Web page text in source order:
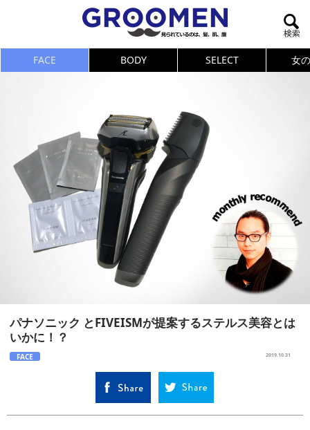
FACE BODY SELECT 女
パナソニック とFIVEISMが提案するステルス美容とは
いかに！？
FACE 2019.10.31